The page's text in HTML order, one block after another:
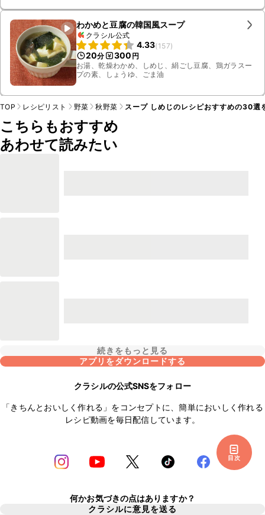
わかめと豆腐の韓国風スープ
クラシル公式
4.33(157)
20分 300 円
お湯、乾燥わかめ、しめじ、絹ごし豆腐、鶏ガラスー
プの素、しょうゆ、ごま油
目次
TOP レシピリスト 野菜 秋野菜 スープ しめじのレシピおすすめの30選
こちらもおすすめ
あわせて読みたい
続きをもっと見る
アプリをダウンロードする
クラシルの公式SNSをフォロー
「きちんとおいしく作れる」をコンセプトに、簡単においしく作れる
レシピ動画を毎日配信しています。
何かお気づきの点はありますか？
クラシルに意見を送る